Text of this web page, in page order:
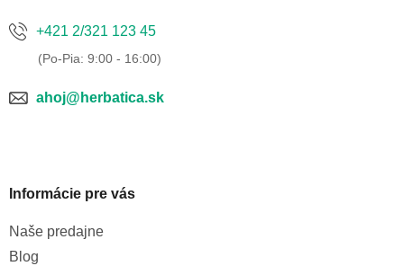
+421 2/321 123 45
ahoj@herbatica.sk
Informácie pre vás
Naše predajne
Blog